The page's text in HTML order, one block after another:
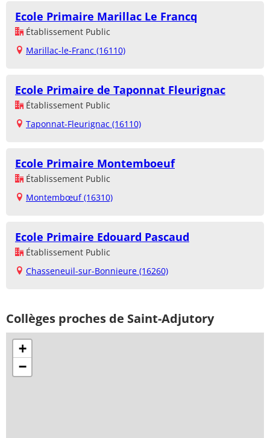
Ecole Primaire Marillac Le Francq
Établissement Public
Marillac-le-Franc (16110)
Ecole Primaire de Taponnat Fleurignac
Établissement Public
Taponnat-Fleurignac (16110)
Ecole Primaire Montemboeuf
Établissement Public
Montembœuf (16310)
Ecole Primaire Edouard Pascaud
Établissement Public
Chasseneuil-sur-Bonnieure (16260)
Collèges proches de Saint-Adjutory
+
−